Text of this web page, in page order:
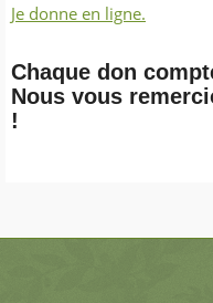
Je donne en ligne.
Chaque don
Nous vous
!